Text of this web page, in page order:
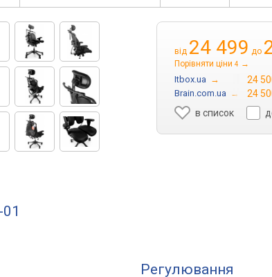
від 24 499 до
Порівняти ціни 4 →
Itbox.ua → 24
Brain.com.ua → 24
в список
Регулювання